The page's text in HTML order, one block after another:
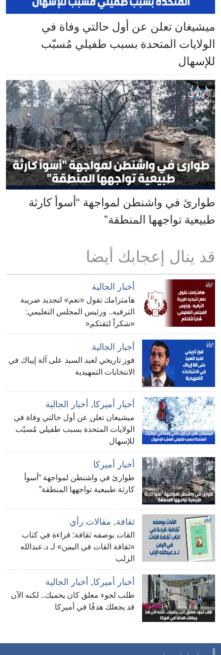
ميشيغان تعلن عن أول حالتي وفاة في
الولايات المتحدة بسبب طفيلي مُسبّب
للإسهال
طوارئ في واشنطن لمواجهة “أسوأ كارثة
طبيعية تواجهها المنطقة”
قد ينال إعجابك أيضا
أخبار الجالية
هامترامك تقول «نعم» لتجديد ضريبة
الترفيه.. ورئيس المجلس التعليمي:
«شكراً لثقتكم«
أخبار الجالية
فوز تاريخي لعبد السيد على آلة إيباك في
الانتخابات التمهيدية
أخبار أميركا, أخبار الجالية
ميشيغان تعلن عن أول حالتي وفاة في
الولايات المتحدة بسبب طفيلي مُسبّب
للإسهال
أخبار أميركا
طوارئ في واشنطن لمواجهة “أسوأ
كارثة طبيعية تواجهها المنطقة”
ثقافة, مقالات رأي
القات بوصفه ثقافة: قراءة في كتاب
«ثقافة القات في اليمن» لـ د.عبدالله
الزلب
أخبار أميركا, أخبار الجالية
طلب لجوء معلق كان يحميك.. لكنه الآن
قد يجعلك هدفًا في أميركا